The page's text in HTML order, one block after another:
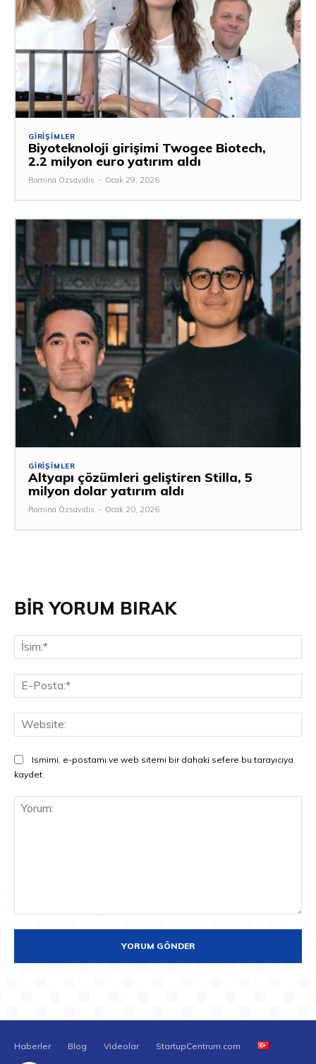
GIRIŞIMLER
Biyoteknoloji girişimi Twogee Biotech,
2.2 milyon euro yatırım aldı
Romina Özsavidis - Ocak 29, 2026
GIRIŞIMLER
Altyapı çözümleri geliştiren Stilla, 5
milyon dolar yatırım aldı
Romina Özsavidis - Ocak 20, 2026
BİR YORUM BIRAK
Ismimi, e-postamı ve web sitemi bir dahaki sefere bu tarayıcıya
kaydet.
Haberler Blog Videolar StartupCentrum.com